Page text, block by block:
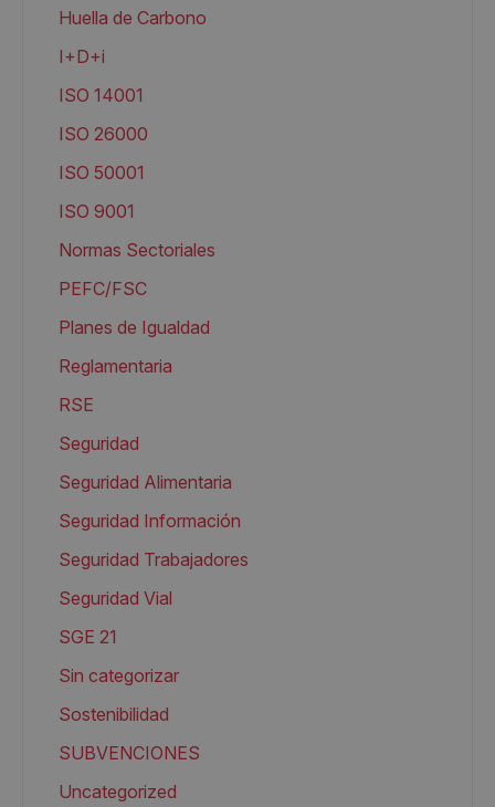
Huella de Carbono
I+D+i
ISO 14001
ISO 26000
ISO 50001
ISO 9001
Normas Sectoriales
PEFC/FSC
Planes de Igualdad
Reglamentaria
RSE
Seguridad
Seguridad Alimentaria
Seguridad Información
Seguridad Trabajadores
Seguridad Vial
SGE 21
Sin categorizar
Sostenibilidad
SUBVENCIONES
Uncategorized